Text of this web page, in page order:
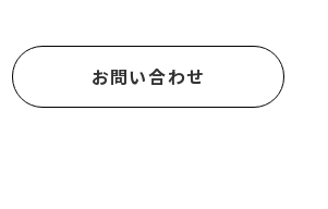
お問い合わせ